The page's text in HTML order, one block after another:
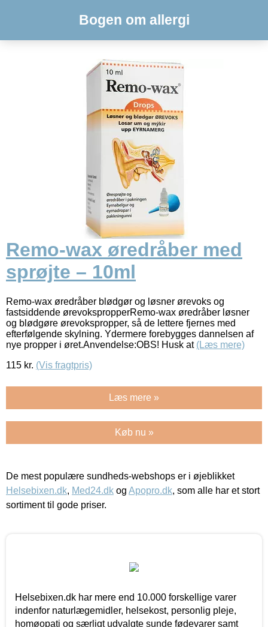
Bogen om allergi
Remo-wax øredråber med
sprøjte – 10ml
Remo-wax øredråber blødgør og løsner ørevoks og
fastsiddende ørevokspropperRemo-wax øredråber løsner
og blødgøre ørevokspropper, så de lettere fjernes med
efterfølgende skylning. Ydermere forebygges dannelsen af
nye propper i øret.Anvendelse:OBS! Husk at (Læs mere)
115 kr. (Vis fragtpris)
Læs mere »
Køb nu »
De mest populære sundheds-webshops er i øjeblikket
Helsebixen.dk, Med24.dk og Apopro.dk, som alle har et stort
sortiment til gode priser.
Helsebixen.dk har mere end 10.000 forskellige varer
indenfor naturlægemidler, helsekost, personlig pleje,
homøopati og særligt udvalgte sunde fødevarer samt